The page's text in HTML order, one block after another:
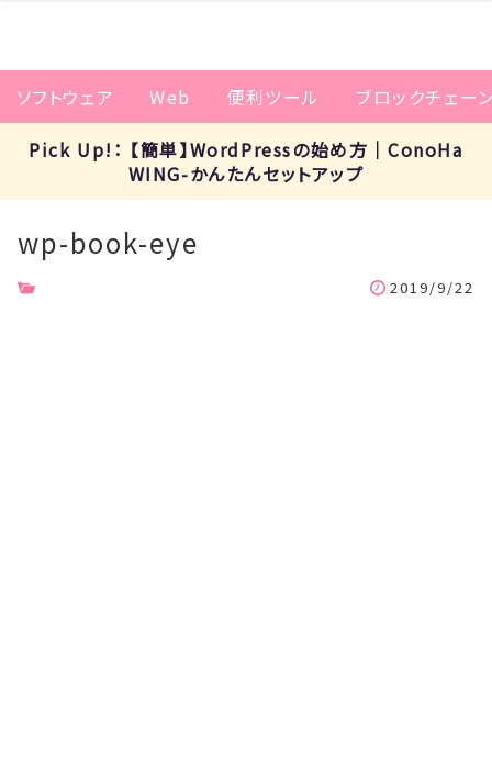
ソフトウェア Web 便利ツール
ブロックチェー
Pick Up!： 【簡単】WordPressの始め方｜ConoHa
WING-かんたんセットアップ
wp-book-eye
2019/9/22